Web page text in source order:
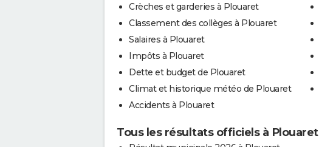
Crèches et garderies à Plouaret
Classement des collèges à Plouaret
Salaires à Plouaret
Impôts à Plouaret
Dette et budget de Plouaret
Climat et historique météo de Plouaret
Accidents à Plouaret
Tous les résultats officiels à Plouaret